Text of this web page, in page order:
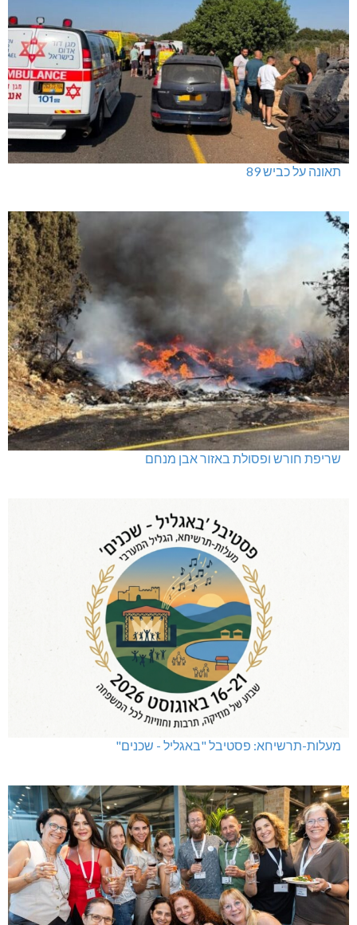
תאונה על כביש 89
שריפת חורש ופסולת באזור אבן מנחם
מעלות-תרשיחא: פסטיבל "באגליל - שכנים"